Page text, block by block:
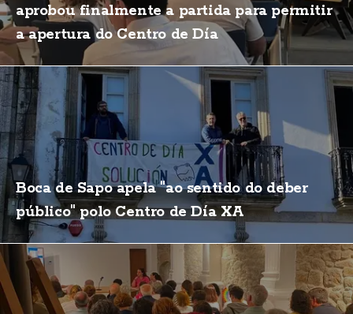
aprobou finalmente a partida para permitir
a apertura do Centro de Día
Boca de Sapo apela "ao sentido do deber
público" polo Centro de Día XA